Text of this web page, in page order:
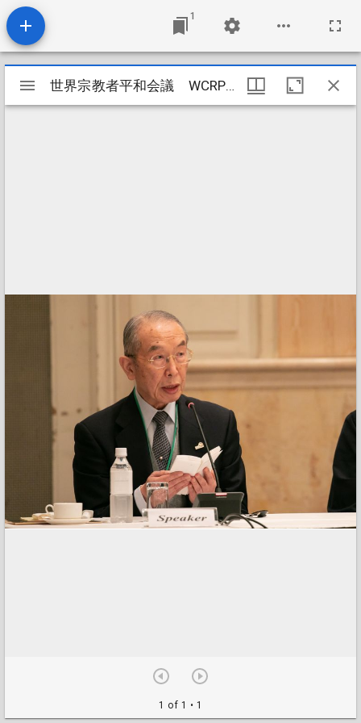
1
Mirador
ビ
世界宗教者平和会議 WCRP/WfP 第1回東京平和円卓会議 庭野日鑛2代会長 歓迎挨拶
1 of 1 • 1
世界宗教者平和会議 WCRP/WfP 第1回東京平和円卓会議 庭野日鑛2代会長 歓迎挨拶